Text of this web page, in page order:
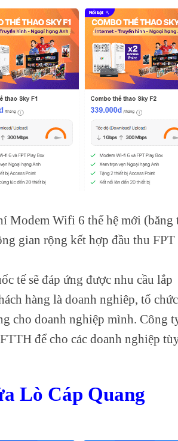
Modem Wifi 6 thế hệ mới (băng
gian rộng kết hợp đầu thu FPT
tế sẽ đáp ứng được nhu cầu lắp
hàng là doanh nghiêp, tổ chức
cho doanh nghiệp mình. Công
để cho các doanh nghiệp
Lò Cáp Quang